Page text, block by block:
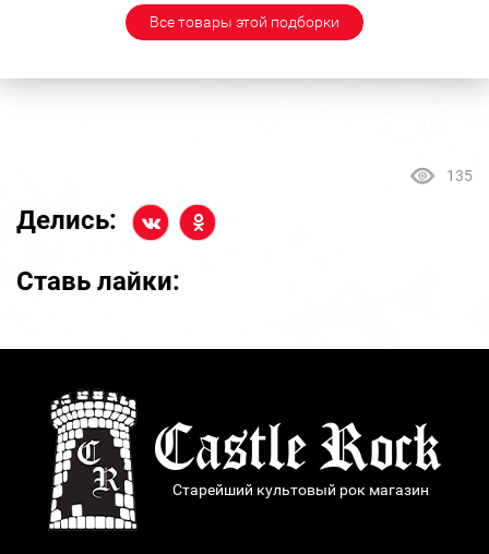
Все товары этой подборки
135
Делись:
Ставь лайки:
Старейший культовый рок магазин